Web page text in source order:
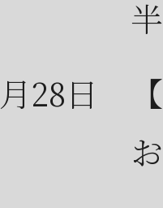
28日